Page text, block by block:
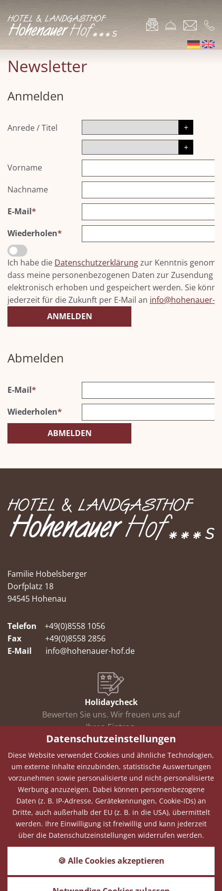
Datenschutzeinstellungen
Diese Website verwendet Cookies und ähnliche Technologien,
um externe Inhalte einzubinden, statistische Auswertungen
vorzunehmen sowie personalisierte und nicht-personalisierte
Werbung anzuzeigen. Dabei können personenbezogene
Daten (z. B. IP-Adresse, Gerätekennungen, Cookie-IDs) an
Dritte, auch außerhalb der EU (z. B. in die USA), übermittelt
werden. Ihre Einwilligung ist freiwillig und kann jederzeit
über die Datenschutzeinstellungen widerrufen werden.
🍪 Alle Cookies akzeptieren
Newsletter
Anmelden
Anrede/Titel
Vorname
Nachname
E-Mail*
Wiederholen*
Ich habe die Datenschutzerklärungzur Kenntnis
dass meine personenbezogenen Daten zur Zusendung
elektronisch erhoben und gespeichert werden. Sie
jederzeit für die Zukunft per E-Mail an info@hohenauer-
Abmelden
E-Mail*
Wiederholen*
Familie Hobelsberger
Dorfplatz 18
94545 Hohenau
Telefon +49(0)8558 1056
Fax +49(0)8558 2856
E-Mail info@hohenauer-hof.de
Holidaycheck
Bewerten Sie uns. Wir freuen uns auf
Ihren Eintrag.
Newsletter
Anmelden und Angebote und
Informationen erhalten.
Wettervorschau
nächsten Tage?